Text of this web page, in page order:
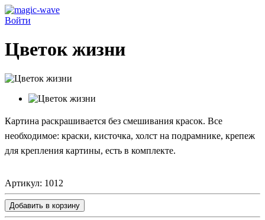
Войти
Цветок жизни
Картина раскрашивается без смешивания красок. Все
необходимое: краски, кисточка, холст на подрамнике, крепеж
для крепления картины, есть в комплекте.
Артикул: 1012
Добавить в корзину